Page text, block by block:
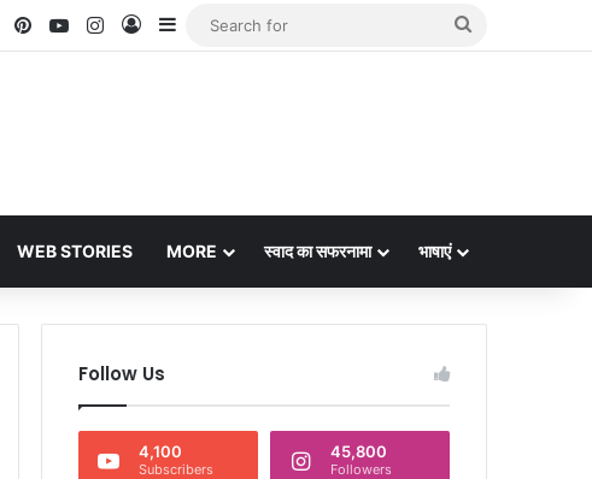
PinterestYouTubeInstagram
Log InSidebar
WEB STORIES MORE स्वाद का सफरनामा भाषाएं
Follow Us
4,100
Subscribers
45,800
Followers